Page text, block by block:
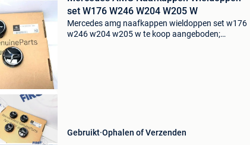
set W176 W246 W204 W205 W
Mercedes amg naafkappen wieldoppen set w176
w246 w204 w205 w te koop aangeboden;
Gebruikt Ophalen of Verzenden